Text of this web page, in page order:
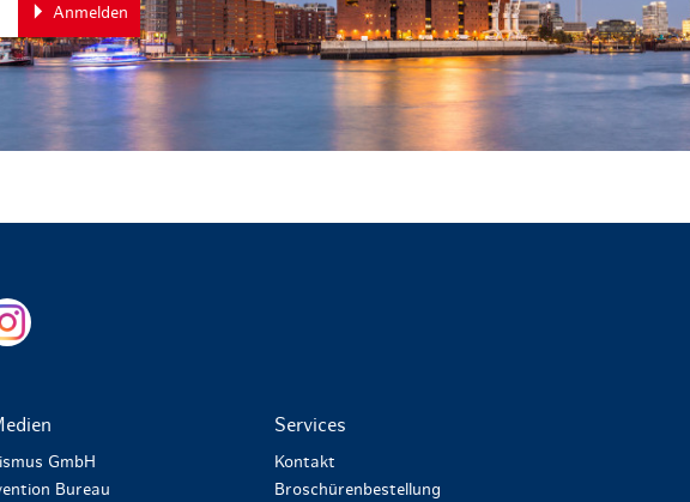
Anmelden
GmbH
Bureau
Services
Kontakt
Broschürenbestellung